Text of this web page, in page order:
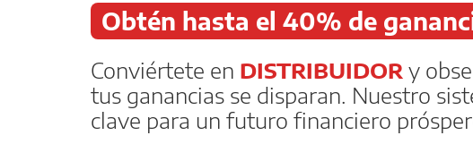
Obtén hasta el 40% de
Conviértete en DISTRIBUIDOR y
tus ganancias se disparan. Nuestro
clave para un futuro financiero